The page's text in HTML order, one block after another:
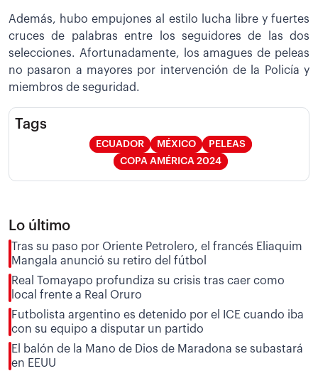
Además, hubo empujones al estilo lucha libre y fuertes
cruces de palabras entre los seguidores de las dos
selecciones. Afortunadamente, los amagues de peleas
no pasaron a mayores por intervención de la Policía y
miembros de seguridad.
Tags
ECUADOR MÉXICO
PELEAS
COPA AMÉRICA 2024
Lo último
Tras su paso por Oriente Petrolero, el francés Eliaquim
Mangala anunció su retiro del fútbol
Real Tomayapo profundiza su crisis tras caer como
local frente a Real Oruro
Futbolista argentino es detenido por el ICE cuando iba
con su equipo a disputar un partido
El balón de la Mano de Dios de Maradona se subastará
en EEUU